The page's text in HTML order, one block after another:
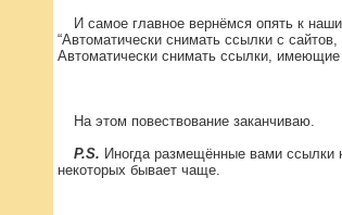
И самое главное вернёмся опять к
“Автоматически снимать ссылки с
Автоматически снимать ссылки,
На этом повествование заканчиваю.
P.S. Иногда размещённые вами ссылки
некоторых бывает чаще.